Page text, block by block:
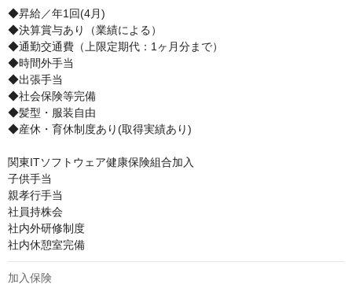
◆昇給／年1回(4月)
◆決算賞与あり（業績による）
◆通勤交通費（上限定期代：1ヶ月分まで）
◆時間外手当
◆出張手当
◆社会保険等完備
◆髪型・服装自由
◆産休・育休制度あり(取得実績あり)
関東ITソフトウェア健康保険組合加入
子供手当
親孝行手当
社員持株会
社内外研修制度
社内休憩室完備
加入保険